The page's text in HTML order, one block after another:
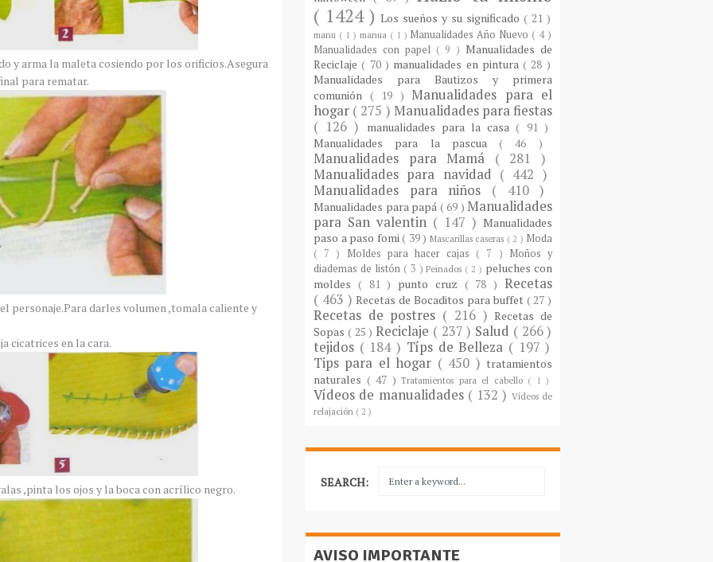
y arma la maleta cosiendo por los orificios.Asegura
para rematar.
personaje.Para darles volumen ,tomala caliente y
cicatrices en la cara.
,pinta los ojos y la boca con acrílico negro.
( 1424 ) Los sueños y su significado ( 21 )
manu ( 1 ) manua ( 1 ) Manualidades Año Nuevo ( 4 )
Manualidades con papel ( 9 )Manualidades de
Reciclaje( 70 ) manualidades en pintura( 28 )
Manualidades para Bautizos y primera
comunión ( 19 ) Manualidades para el
hogar ( 275 ) Manualidades para fiestas
( 126 )
manualidades para la casa( 91 )
Manualidades para la pascua( 46 )
Manualidades para Mamá ( 281 )
Manualidades para navidad ( 442 )
Manualidades para niños ( 410 )
Manualidades para papá ( 69 ) Manualidades
para San valentin ( 147 ) Manualidades
paso a paso fomi( 39 ) Mascarillas caseras ( 2 ) Moda
( 7 ) Moldes para hacer cajas ( 7 ) Moños y
diademas de listón ( 3 )Peinados ( 2 ) peluches con
moldes ( 81 ) punto cruz ( 78 )Recetas
( 463 )Recetas de Bocaditos para buffet ( 27 )
Recetas de postres ( 216 )Recetas de
Sopas ( 25 ) Reciclaje ( 237 ) Salud ( 266 )
tejidos ( 184 ) Típs de Belleza ( 197 )
Tips para el hogar ( 450 )tratamientos
naturales ( 47 )Tratamientos para el cabello ( 1 )
Vídeos de manualidades ( 132 ) Vídeos de
relajación ( 2 )
SEARCH:
AVISO IMPORTANTE